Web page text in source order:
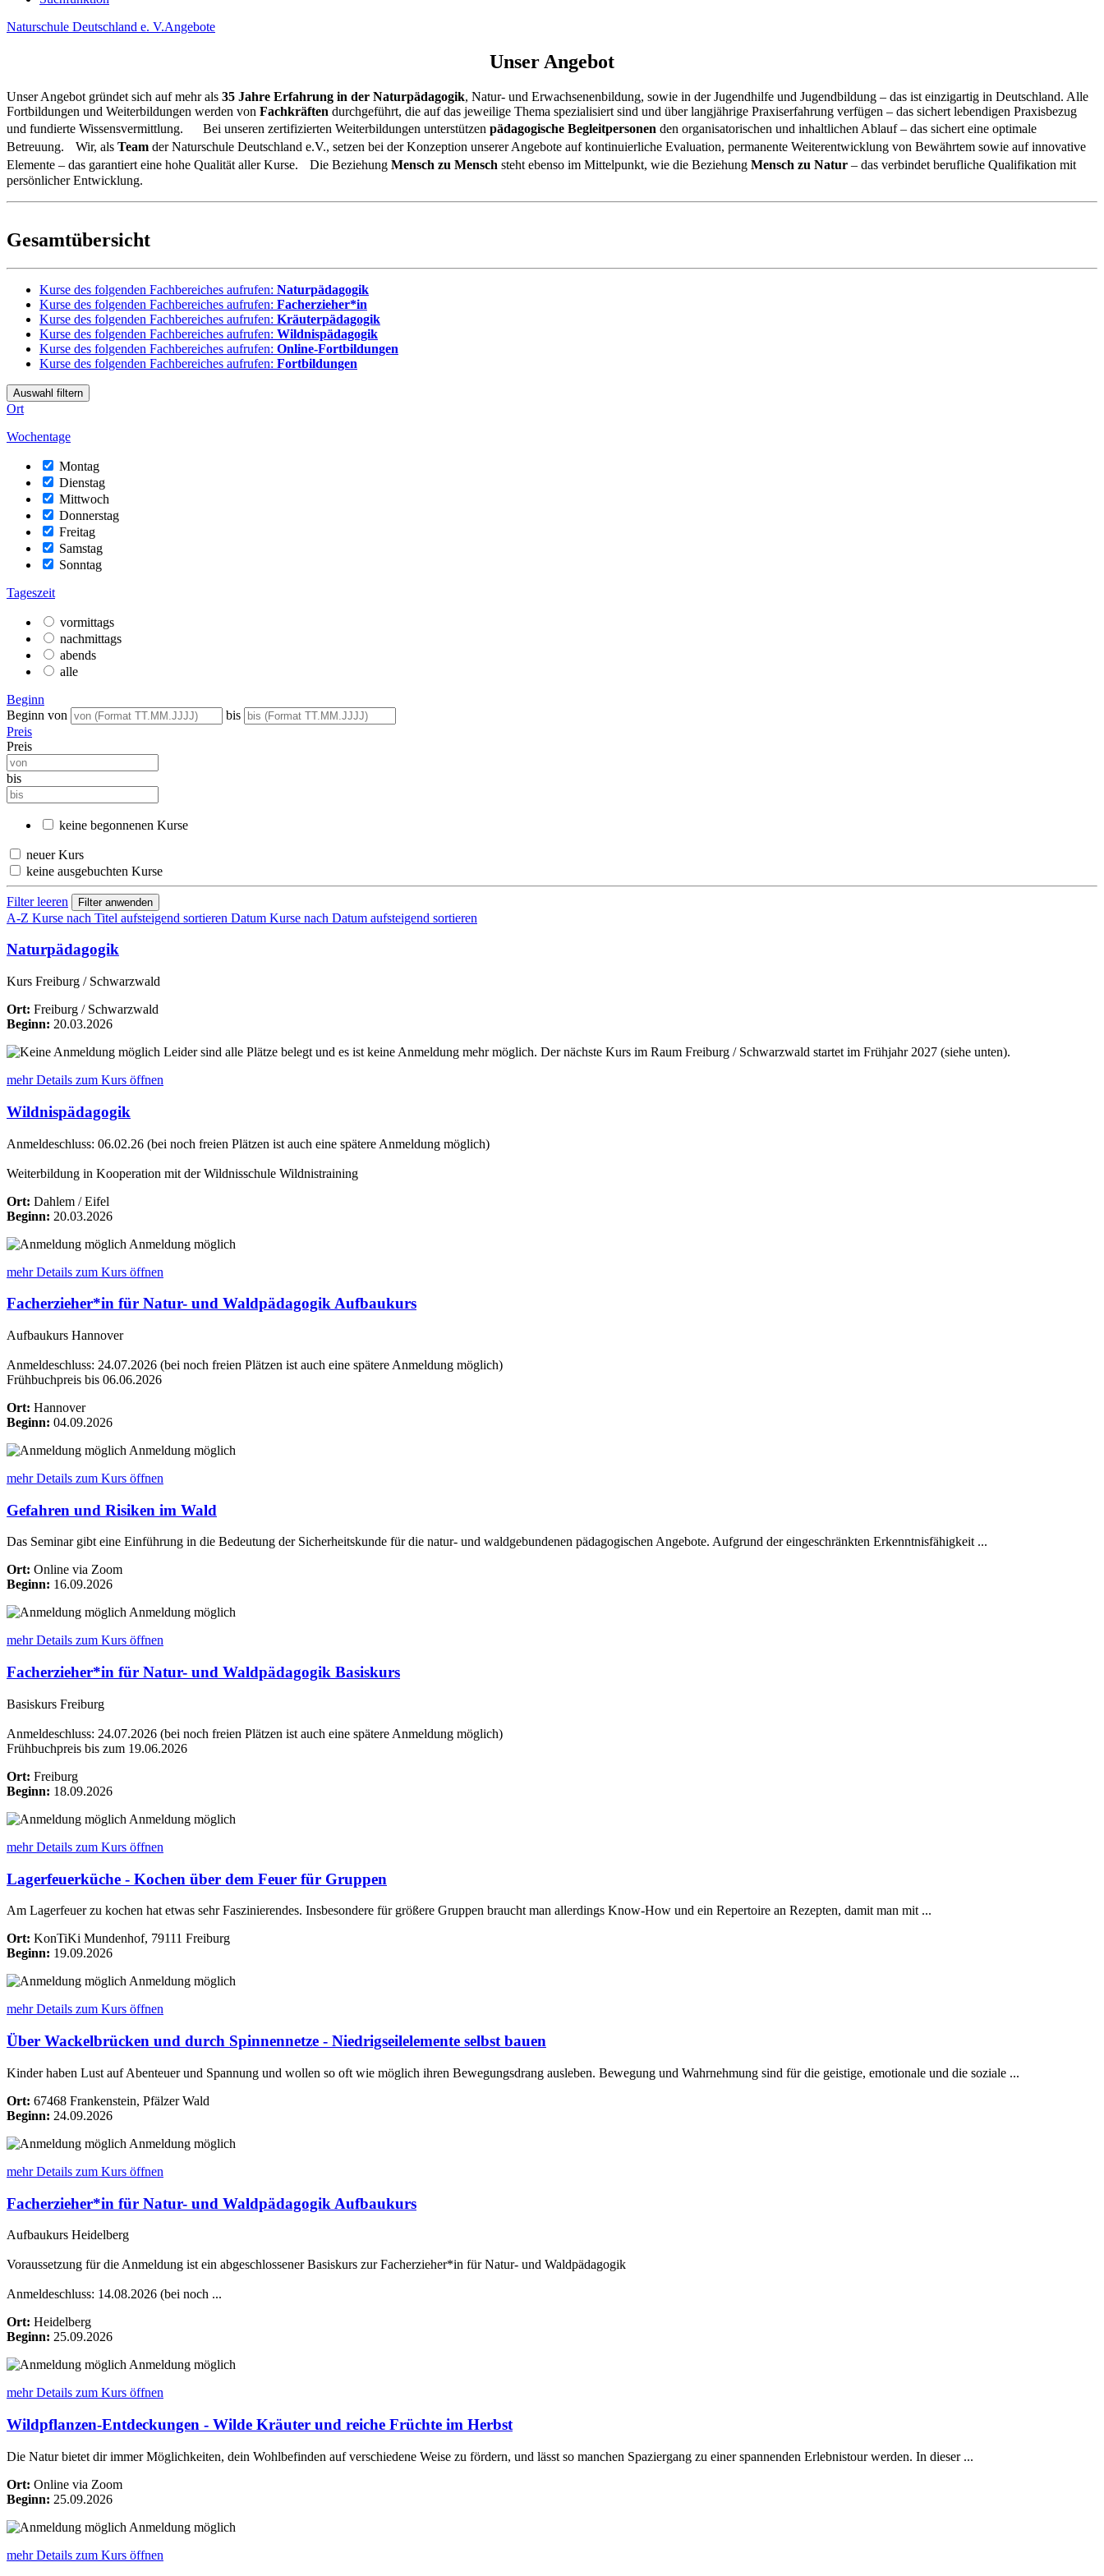
Naturschule Deutschland e. V.Angebote
Unser Angebot
Unser Angebot gründet sich auf mehr als 35 Jahre Erfahrung in der Naturpädagogik, Natur- und Erwachsenenbildung, sowie in der Jugendhilfe und Jugendbildung – das ist einzigartig in Deutschland. Alle
Fortbildungen und Weiterbildungen werden von Fachkräften durchgeführt, die auf das jeweilige Thema spezialisiert sind und über langjährige Praxiserfahrung verfügen – das sichert lebendigen Praxisbezug
und fundierte Wissensvermittlung. Bei unseren zertifizierten Weiterbildungen unterstützen pädagogische Begleitpersonen den organisatorischen und inhaltlichen Ablauf – das sichert eine optimale
Betreuung. Wir, als Team der Naturschule Deutschland e.V., setzen bei der Konzeption unserer Angebote auf kontinuierliche Evaluation, permanente Weiterentwicklung von Bewährtem sowie auf innovative
Elemente – das garantiert eine hohe Qualität aller Kurse. Die Beziehung Mensch zu Mensch steht ebenso im Mittelpunkt, wie die Beziehung Mensch zu Natur – das verbindet berufliche Qualifikation mit
persönlicher Entwicklung.
Gesamtübersicht
Kurse des folgenden Fachbereiches aufrufen: Naturpädagogik
Kurse des folgenden Fachbereiches aufrufen: Facherzieher*in
Kurse des folgenden Fachbereiches aufrufen: Kräuterpädagogik
Kurse des folgenden Fachbereiches aufrufen: Wildnispädagogik
Kurse des folgenden Fachbereiches aufrufen: Online-Fortbildungen
Kurse des folgenden Fachbereiches aufrufen: Fortbildungen
Auswahl filtern
Ort
Wochentage
Montag
Dienstag
Mittwoch
Donnerstag
Freitag
Samstag
Sonntag
Tageszeit
vormittags
nachmittags
abends
alle
Beginn
Beginn von
bis
Preis
Preis
bis
keine begonnenen Kurse
neuer Kurs
keine ausgebuchten Kurse
Filter leeren
A-Z Kurse nach Titel aufsteigend sortieren Datum Kurse nach Datum aufsteigend sortieren
Naturpädagogik
Kurs Freiburg / Schwarzwald
Ort: Freiburg / Schwarzwald
Beginn: 20.03.2026
Leider sind alle Plätze belegt und es ist keine Anmeldung mehr möglich. Der nächste Kurs im Raum Freiburg / Schwarzwald startet im Frühjahr 2027 (siehe unten).
mehr Details zum Kurs öffnen
Wildnispädagogik
Anmeldeschluss: 06.02.26 (bei noch freien Plätzen ist auch eine spätere Anmeldung möglich)
Weiterbildung in Kooperation mit der Wildnisschule Wildnistraining
Ort: Dahlem / Eifel
Beginn: 20.03.2026
Anmeldung möglich
mehr Details zum Kurs öffnen
Facherzieher*in für Natur- und Waldpädagogik Aufbaukurs
Aufbaukurs Hannover
Anmeldeschluss: 24.07.2026 (bei noch freien Plätzen ist auch eine spätere Anmeldung möglich)
Frühbuchpreis bis 06.06.2026
Ort: Hannover
Beginn: 04.09.2026
Anmeldung möglich
mehr Details zum Kurs öffnen
Gefahren und Risiken im Wald
Das Seminar gibt eine Einführung in die Bedeutung der Sicherheitskunde für die natur- und waldgebundenen pädagogischen Angebote. Aufgrund der eingeschränkten Erkenntnisfähigkeit ...
Ort: Online via Zoom
Beginn: 16.09.2026
Anmeldung möglich
mehr Details zum Kurs öffnen
Facherzieher*in für Natur- und Waldpädagogik Basiskurs
Basiskurs Freiburg
Anmeldeschluss: 24.07.2026 (bei noch freien Plätzen ist auch eine spätere Anmeldung möglich)
Frühbuchpreis bis zum 19.06.2026
Ort: Freiburg
Beginn: 18.09.2026
Anmeldung möglich
mehr Details zum Kurs öffnen
Lagerfeuerküche - Kochen über dem Feuer für Gruppen
Am Lagerfeuer zu kochen hat etwas sehr Faszinierendes. Insbesondere für größere Gruppen braucht man allerdings Know-How und ein Repertoire an Rezepten, damit man mit ...
Ort: KonTiKi Mundenhof, 79111 Freiburg
Beginn: 19.09.2026
Anmeldung möglich
mehr Details zum Kurs öffnen
Über Wackelbrücken und durch Spinnennetze - Niedrigseilelemente selbst bauen
Kinder haben Lust auf Abenteuer und Spannung und wollen so oft wie möglich ihren Bewegungsdrang ausleben. Bewegung und Wahrnehmung sind für die geistige, emotionale und die soziale ...
Ort: 67468 Frankenstein, Pfälzer Wald
Beginn: 24.09.2026
Anmeldung möglich
mehr Details zum Kurs öffnen
Facherzieher*in für Natur- und Waldpädagogik Aufbaukurs
Aufbaukurs Heidelberg
Voraussetzung für die Anmeldung ist ein abgeschlossener Basiskurs zur Facherzieher*in für Natur- und Waldpädagogik
Anmeldeschluss: 14.08.2026 (bei noch ...
Ort: Heidelberg
Beginn: 25.09.2026
Anmeldung möglich
mehr Details zum Kurs öffnen
Wildpflanzen-Entdeckungen - Wilde Kräuter und reiche Früchte im Herbst
Die Natur bietet dir immer Möglichkeiten, dein Wohlbefinden auf verschiedene Weise zu fördern, und lässt so manchen Spaziergang zu einer spannenden Erlebnistour werden. In dieser ...
Ort: Online via Zoom
Beginn: 25.09.2026
Anmeldung möglich
mehr Details zum Kurs öffnen